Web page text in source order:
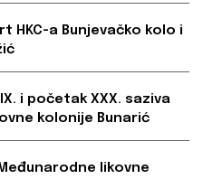
HKC-a Bunjevačko kolo i
i početak XXX. saziva
kolonije Bunarić
likovne